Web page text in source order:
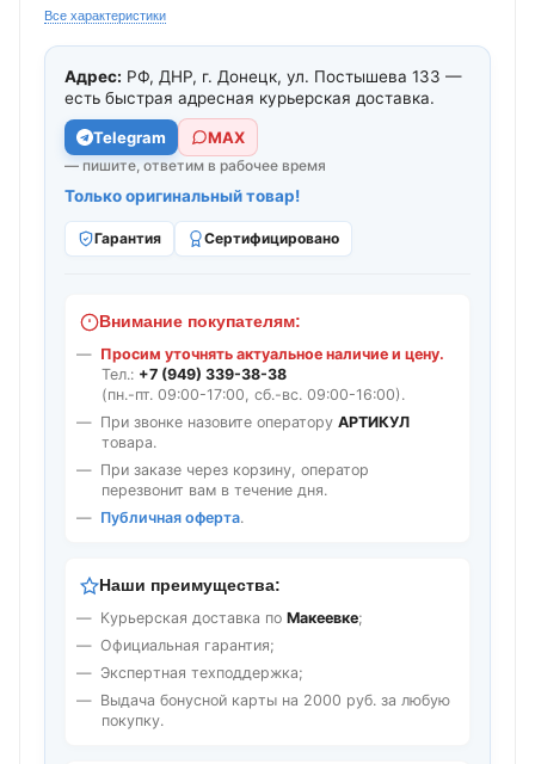
Все характеристики
Адрес: РФ, ДНР, г. Донецк, ул. Постышева 133 —
есть быстрая адресная курьерская доставка.
Telegram МАХ
— пишите, ответим в рабочее время
Только оригинальный товар!
Гарантия Сертифицировано
Внимание покупателям:
Просим уточнять актуальное наличие и цену.
Тел.: +7 (949) 339-38-38
(пн.-пт. 09:00-17:00, сб.-вс. 09:00-16:00).
При звонке назовите оператору АРТИКУЛ
товара.
При заказе через корзину, оператор
перезвонит вам в течение дня.
Публичная оферта.
Наши преимущества:
Курьерская доставка по Макеевке;
Официальная гарантия;
Экспертная техподдержка;
Выдача бонусной карты на 2000 руб. за любую
покупку.